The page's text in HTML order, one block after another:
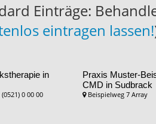
Einträge:
eintragen lassen!
in
(0521) 0 00 00
Praxis Muster-
CMD in Sudbrack
Beispielweg 7 Array